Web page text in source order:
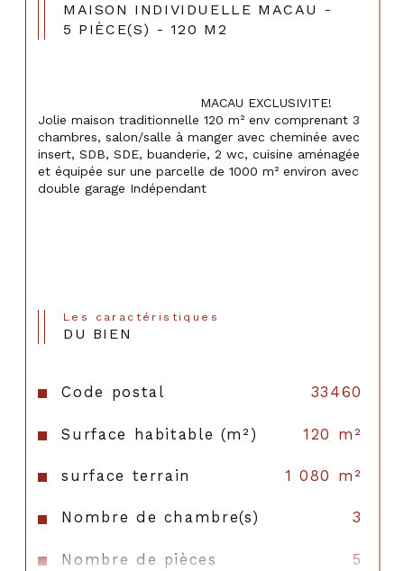
MAISON INDIVIDUELLE MACAU -
5 PIÈCE(S) - 120 M2
Jolie maison traditionnelle 120 m² env comprenant 3
chambres, salon/salle à manger avec cheminée avec
insert, SDB, SDE, buanderie, 2 wc, cuisine aménagée
et équipée sur une parcelle de 1000 m² environ avec
double garage Indépendant
Les caractéristiques
DU BIEN
Code postal 33460
Surface habitable (m²) 120 m²
surface terrain 1 080 m²
Nombre de chambre(s) 3
Nombre de pièces 5